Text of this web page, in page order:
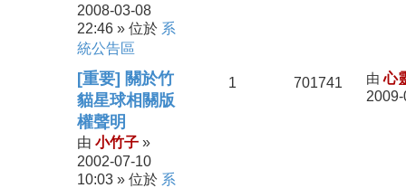
2008-03-08
22:46 » 位於 系
統公告區
[重要] 關於竹
貓星球相關版
權聲明
由 小竹子 »
2002-07-10
10:03 » 位於 系
1 701741 由心